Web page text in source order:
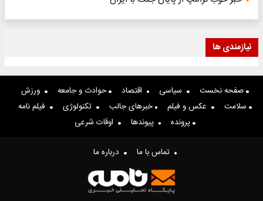
نیازمندی ها
صفحه نخست سیاسی اقتصاد حوادث و جامعه
ورزش
سلامت
عکس و فیلم خبرهای جالب تکنولوژی
فیلم نامه
پرونده
پیوندها اوقات شرعی
تماس با ما درباره ما